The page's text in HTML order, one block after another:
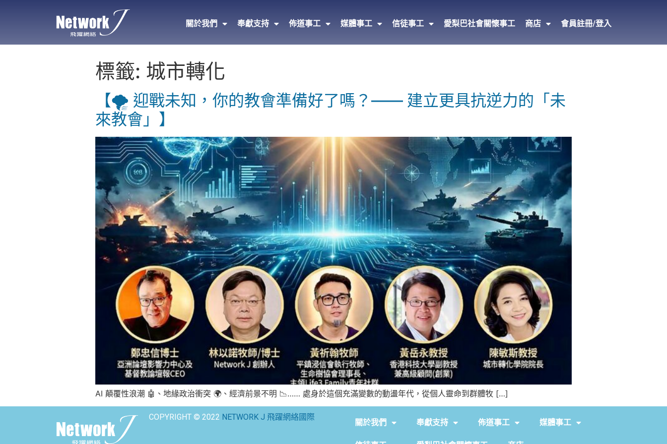
關於我們 奉獻支持 佈道事工 媒體事工 信徒事工 愛梨巴社會關懷事工 商店 會員註冊/登入
標籤: 城市轉化
【🌪️ 迎戰未知，你的教會準備好了嗎？—— 建立更具抗逆力的「未
來教會」】
AI 顛覆性浪潮 🤖、地緣政治衝突 🌍、經濟前景不明 📉…… 處身於這個充滿變數的動盪年代，從個人靈命到群體牧 […]
COPYRIGHT © 2022 NETWORK J 飛躍網絡國際
關於我們 奉獻支持 佈道事工 媒體事工